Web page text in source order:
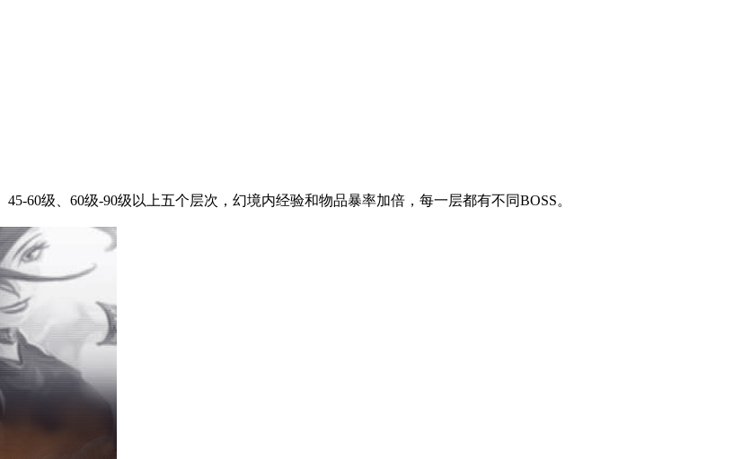
45-60级、60级-90级以上五个层次，幻境内经验和物品暴率加倍，每一层都有不同BOSS。